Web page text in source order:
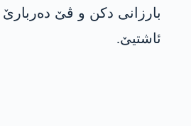
بارزانی دکن و ڤێ
ئاشتیێ.